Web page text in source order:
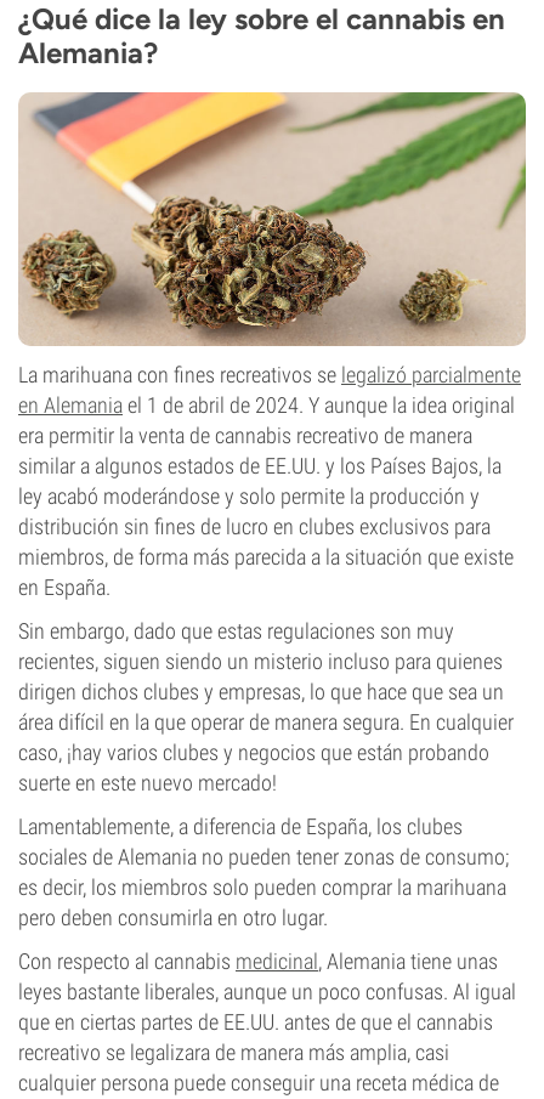
¿Qué dice la ley sobre el cannabis en
Alemania?
La marihuana con fines recreativos se legalizó parcialmente
en Alemaniael 1 de abril de 2024. Y aunque la idea original
era permitir la venta de cannabis recreativo de manera
similar a algunos estados de EE.UU. y los Países Bajos, la
ley acabó moderándose y solo permite la producción y
distribución sin fines de lucro en clubes exclusivos para
miembros, de forma más parecida a la situación que existe
en España.
Sin embargo, dado que estas regulaciones son muy
recientes, siguen siendo un misterio incluso para quienes
dirigen dichos clubes y empresas, lo que hace que sea un
área difícil en la que operar de manera segura. En cualquier
caso, ¡hay varios clubes y negocios que están probando
suerte en este nuevo mercado!
Lamentablemente, a diferencia de España, los clubes
sociales de Alemania no pueden tener zonas de consumo;
es decir, los miembros solo pueden comprar la marihuana
pero deben consumirla en otro lugar.
Con respecto al cannabis medicinal, Alemania tiene unas
leyes bastante liberales, aunque un poco confusas. Al igual
que en ciertas partes de EE.UU. antes de que el cannabis
recreativo se legalizara de manera más amplia, casi
cualquier persona puede conseguir una receta médica de